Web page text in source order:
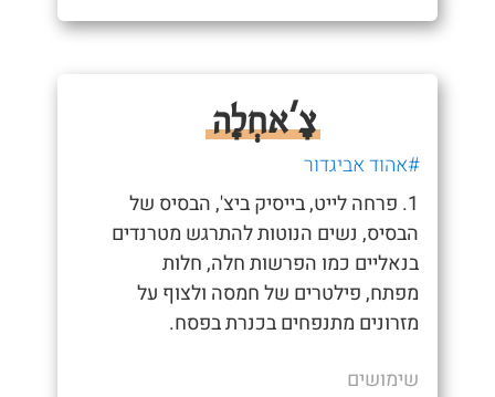
צָ'אחְלָה
#אהוד אביגדור
1. פרחה לייט, בייסיק ביצ', הבסיס של
הבסיס, נשים הנוטות להתרגש מטרנדים
בנאליים כמו הפרשות חלה, חלות
מפתח, פילטרים של חמסה ולצוף על
מזרונים מתנפחים בכנרת בפסח.
שימושים